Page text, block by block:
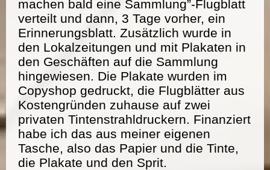
machen bald eine Sammlung”-Flugblatt
verteilt und dann, 3 Tage vorher, ein
Erinnerungsblatt. Zusätzlich wurde in
den Lokalzeitungen und mit Plakaten in
den Geschäften auf die Sammlung
hingewiesen. Die Plakate wurden im
Copyshop gedruckt, die Flugblätter aus
Kostengründen zuhause auf zwei
privaten Tintenstrahldruckern. Finanziert
habe ich das aus meiner eigenen
Tasche, also das Papier und die Tinte,
die Plakate und den Sprit.